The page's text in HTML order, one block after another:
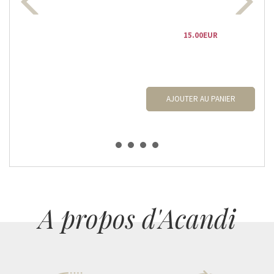
15.00EUR
AJOUTER AU PANIER
A propos d'Acandi